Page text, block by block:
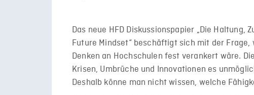
Das neue HFD Diskussionspapier „Die
Future Mindset“ beschäftigt sich mit der
Denken an Hochschulen fest verankert wäre.
Krisen, Umbrüche und Innovationen es
Deshalb könne man nicht wissen, welche